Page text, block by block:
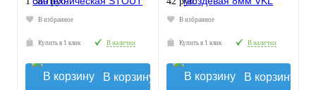
В избранное
Купить в 1 клик В наличии
В корзину
В избранное
Купить в 1 клик В наличии
В корзину